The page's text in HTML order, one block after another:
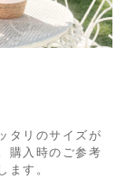
タリのサイズが
購入時のご参考
す。